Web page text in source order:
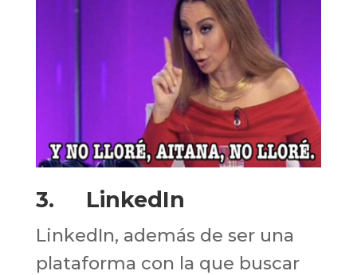
3. LinkedIn
LinkedIn, además de ser una
plataforma con la que buscar